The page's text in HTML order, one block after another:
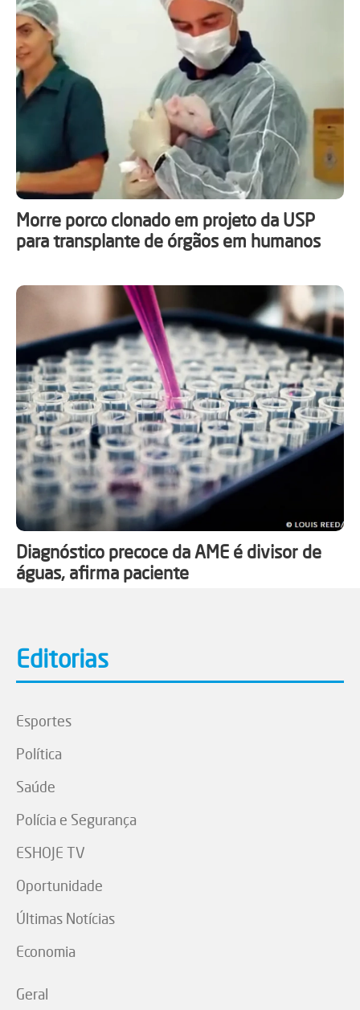
Morre porco clonado em projeto da USP
para transplante de órgãos em humanos
Diagnóstico precoce da AME é divisor de
águas, afirma paciente
Editorias
Esportes
Política
Saúde
Polícia e Segurança
ESHOJE TV
Oportunidade
Últimas Notícias
Economia
Geral